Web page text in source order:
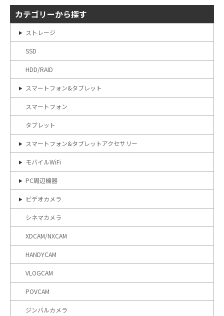
カテゴリーから探す
ストレージ
SSD
HDD/RAID
スマートフォン&タブレット
スマートフォン
タブレット
スマートフォン&タブレットアクセサリー
モバイルWiFi
PC周辺機器
ビデオカメラ
シネマカメラ
XDCAM/NXCAM
HANDYCAM
VLOGCAM
POVCAM
ジンバルカメラ